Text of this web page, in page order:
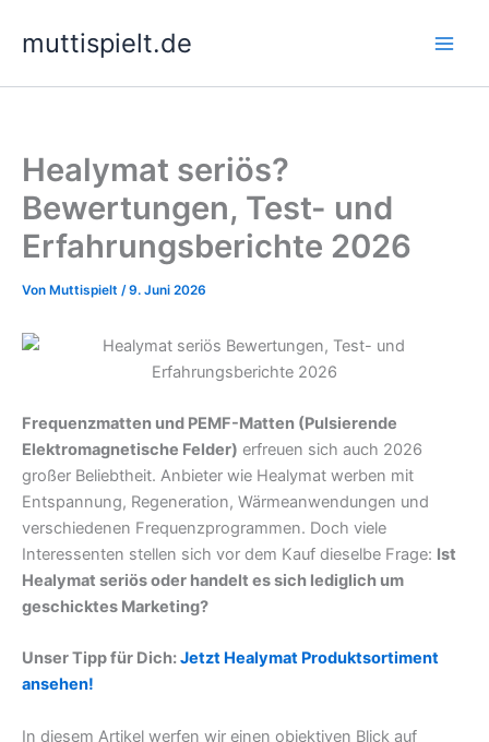
Inhaltmuttispielt.de
Healymat seriös?
Bewertungen, Test- und
Erfahrungsberichte 2026
Von Muttispielt /9. Juni 2026
Frequenzmatten und PEMF-Matten (Pulsierende
Elektromagnetische Felder) erfreuen sich auch 2026
großer Beliebtheit. Anbieter wie Healymat werben mit
Entspannung, Regeneration, Wärmeanwendungen und
verschiedenen Frequenzprogrammen. Doch viele
Interessenten stellen sich vor dem Kauf dieselbe Frage: Ist
Healymat seriös oder handelt es sich lediglich um
geschicktes Marketing?
Unser Tipp für Dich:Jetzt Healymat Produktsortiment
ansehen!
In diesem Artikel werfen wir einen objektiven Blick auf